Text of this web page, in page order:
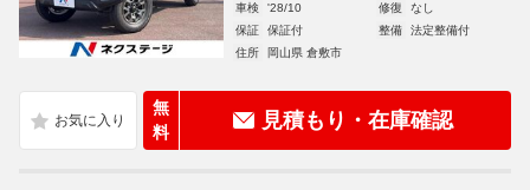
車検
'28/10 修復
なし
保証
保証付 整備
法定整備付
住所
岡山県 倉敷市
無
料
見積もり・在庫確認